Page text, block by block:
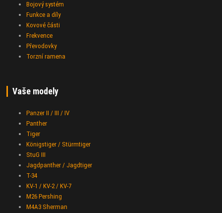
Bojový systém
Funkce a díly
Kovové části
Frekvence
Převodovky
Torzní ramena
Vaše modely
Panzer II / III / IV
Panther
Tiger
Königstiger / Stürmtiger
StuG III
Jagdpanther / Jagdtiger
T-34
KV-1 / KV-2 / KV-7
M26 Pershing
M4A3 Sherman